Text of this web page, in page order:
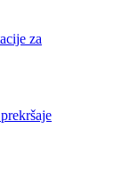
za